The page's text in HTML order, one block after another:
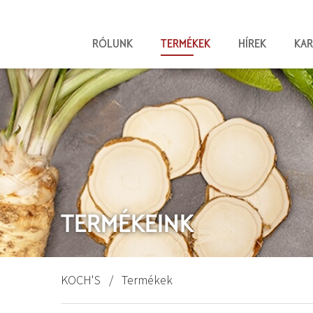
RÓLUNK TERMÉKEK HÍREK
TERMÉKEINK
KOCH'S Termékek